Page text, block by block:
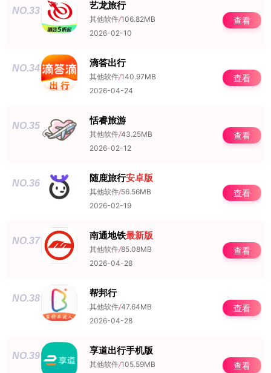
NO.33 艺龙旅行
其他软件/106.82MB
2026-02-10
查看
NO.34 滴答出行
其他软件/140.97MB
2026-04-24
查看
NO.35 恬睿旅游
其他软件/43.25MB
2026-02-12
查看
NO.36 随鹿旅行安卓版
其他软件/56.56MB
2026-02-19
查看
NO.37 南通地铁最新版
其他软件/85.08MB
2026-04-28
查看
NO.38 帮邦行
其他软件/47.64MB
2026-04-28
查看
NO.39 享道出行手机版
其他软件/105.59MB
查看